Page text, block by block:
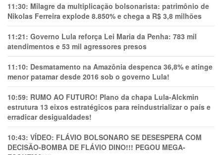
11:30: Milagre da multiplicação bolsonarista: patrimônio de
Nikolas Ferreira explode 8.850% e chega a R$ 3,8 milhões
11:21: Governo Lula reforça Lei Maria da Penha: 783 mil
atendimentos e 53 mil agressores presos
11:10: Desmatamento na Amazônia despenca 36,8% e atinge
menor patamar desde 2016 sob o governo Lula!
10:59: RUMO AO FUTURO! Plano da chapa Lula-Alckmin
estrutura 13 eixos estratégicos para reindustrializar o país e
erradicar desigualdades!
10:43: VÍDEO: FLÁVIO BOLSONARO SE DESESPERA COM
DECISÃO-BOMBA DE FLÁVIO DINO!!! PEGOU MEGA-